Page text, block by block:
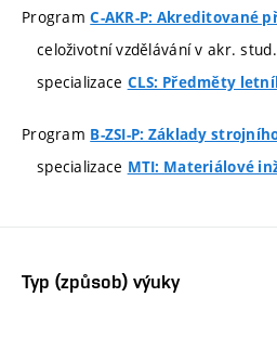
ProgramC-AKR-P: Akreditované
celoživotní vzdělávání v akr.
specializace CLS: Předměty
Program B-ZSI-P: Základy
specializace MTI: Materiálové
Typ (způsob) výuky